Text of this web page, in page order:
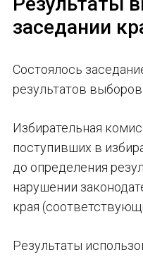
заседании
Состоялось
результатов
Избирательная
поступивших в
до определения
нарушении
края
Результаты